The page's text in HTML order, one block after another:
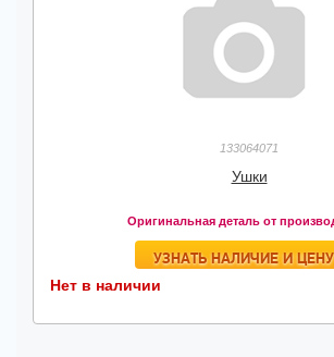
133064071
Ушки
Оригинальная деталь от
УЗНАТЬ НАЛИЧИЕ И ЦЕНУ
Нет в наличии